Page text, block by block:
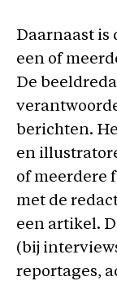
Daarnaast is
een of
De
berichten.
en
of meerdere
met de
een artikel.
(bij
reportages,